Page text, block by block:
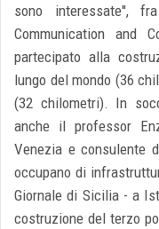
sono interessate'',
Communication and
partecipato alla
lungo del mondo (36
(32 chilometri). In
anche il professor
Venezia e consulente
occupano di
Giornale di Sicilia - a
costruzione del terzo